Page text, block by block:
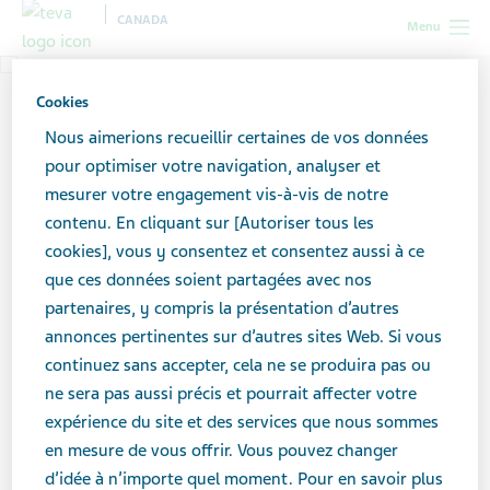
Menu
CANADA
Cookies
Nous aimerions recueillir certaines de vos données
pour optimiser votre navigation, analyser et
mesurer votre engagement vis-à-vis de notre
contenu. En cliquant sur [Autoriser tous les
cookies], vous y consentez et consentez aussi à ce
que ces données soient partagées avec nos
partenaires, y compris la présentation d’autres
annonces pertinentes sur d’autres sites Web. Si vous
continuez sans accepter, cela ne se produira pas ou
ne sera pas aussi précis et pourrait affecter votre
expérience du site et des services que nous sommes
en mesure de vous offrir. Vous pouvez changer
d’idée à n’importe quel moment. Pour en savoir plus